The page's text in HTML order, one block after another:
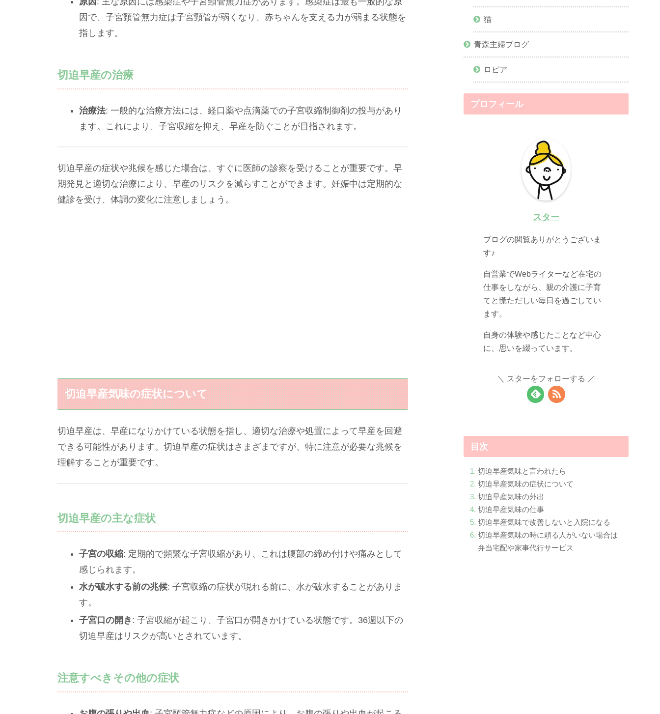
因で、子宮頸管無力症は子宮頸管が弱くなり、赤ちゃんを支える力が弱まる状態を
指します。
切迫早産の治療
治療法: 一般的な治療方法には、経口薬や点滴薬での子宮収縮制御剤の投与があり
ます。これにより、子宮収縮を抑え、早産を防ぐことが目指されます。
切迫早産の症状や兆候を感じた場合は、すぐに医師の診察を受けることが重要です。早
期発見と適切な治療により、早産のリスクを減らすことができます。妊娠中は定期的な
健診を受け、体調の変化に注意しましょう。
切迫早産気味の症状について
切迫早産は、早産になりかけている状態を指し、適切な治療や処置によって早産を回避
できる可能性があります。切迫早産の症状はさまざまですが、特に注意が必要な兆候を
理解することが重要です。
切迫早産の主な症状
子宮の収縮: 定期的で頻繁な子宮収縮があり、これは腹部の締め付けや痛みとして
感じられます。
水が破水する前の兆候: 子宮収縮の症状が現れる前に、水が破水することがありま
す。
子宮口の開き : 子宮収縮が起こり、子宮口が開きかけている状態です。36週以下の
切迫早産はリスクが高いとされています。
注意すべきその他の症状
猫
青森主婦ブログ
ロピア
プロフィール
スター
ブログの閲覧ありがとうございま
す♪
自営業でWebライターなど在宅の
仕事をしながら、親の介護に子育
てと慌ただしい毎日を過ごしてい
ます。
自身の体験や感じたことなど中心
に、思いを綴っています。
スターをフォローする
目次
切迫早産気味と言われたら
切迫早産気味の症状について
切迫早産気味の外出
切迫早産気味の仕事
切迫早産気味で改善しないと入院になる
切迫早産気味の時に頼る人がいない場合は
弁当宅配や家事代行サービス